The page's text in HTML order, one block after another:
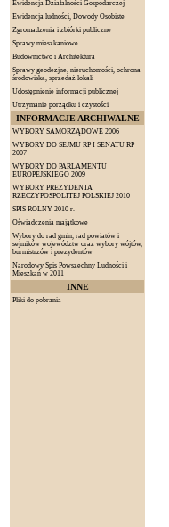
Ewidencja Działalności Gospodarczej
Ewidencja ludności, Dowody Osobiste
Zgromadzenia i zbiórki publiczne
Sprawy mieszkaniowe
Budownictwo i Architektura
Sprawy geodezjne, nieruchomości, ochrona
środowiska, sprzedaż lokali
Udostępnienie informacji publicznej
Utrzymanie porządku i czystości
INFORMACJE ARCHIWALNE
WYBORY SAMORZĄDOWE 2006
WYBORY DO SEJMU RP I SENATU RP
2007
WYBORY DO PARLAMENTU
EUROPEJSKIEGO 2009
WYBORY PREZYDENTA
RZECZYPOSPOLITEJ POLSKIEJ 2010
SPIS ROLNY 2010 r.
Oświadczenia majątkowe
Wybory do rad gmin, rad powiatów i
sejmików województw oraz wybory wójtów,
burmistrzów i prezydentów
Narodowy Spis Powszechny Ludności i
Mieszkań w 2011
INNE
Pliki do pobrania